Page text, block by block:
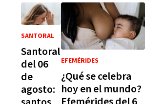
SANTORAL
Santoral
del 06
de
agosto:
EFEMÉRIDES
¿Qué se celebra
hoy en el mundo?